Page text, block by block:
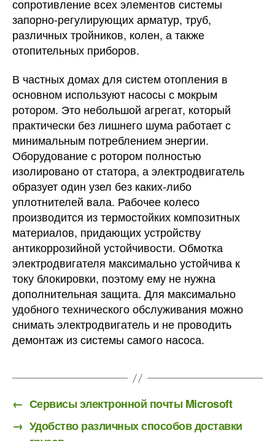
сопротивление всех элементов системы
запорно-регулирующих арматур, труб,
различных тройников, колен, а также
отопительных приборов.
В частных домах для систем отопления в
основном используют насосы с мокрым
ротором. Это небольшой агрегат, который
практически без лишнего шума работает с
минимальным потреблением энергии.
Оборудование с ротором полностью
изолировано от статора, а электродвигатель
образует один узел без каких-либо
уплотнителей вала. Рабочее колесо
производится из термостойких композитных
материалов, придающих устройству
антикоррозийной устойчивости. Обмотка
электродвигателя максимально устойчива к
току блокировки, поэтому ему не нужна
дополнительная защита. Для максимально
удобного технического обслуживания можно
снимать электродвигатель и не проводить
демонтаж из системы самого насоса.
← Сервисы электронной почты Microsoft
→ Удобство различных способов доставки